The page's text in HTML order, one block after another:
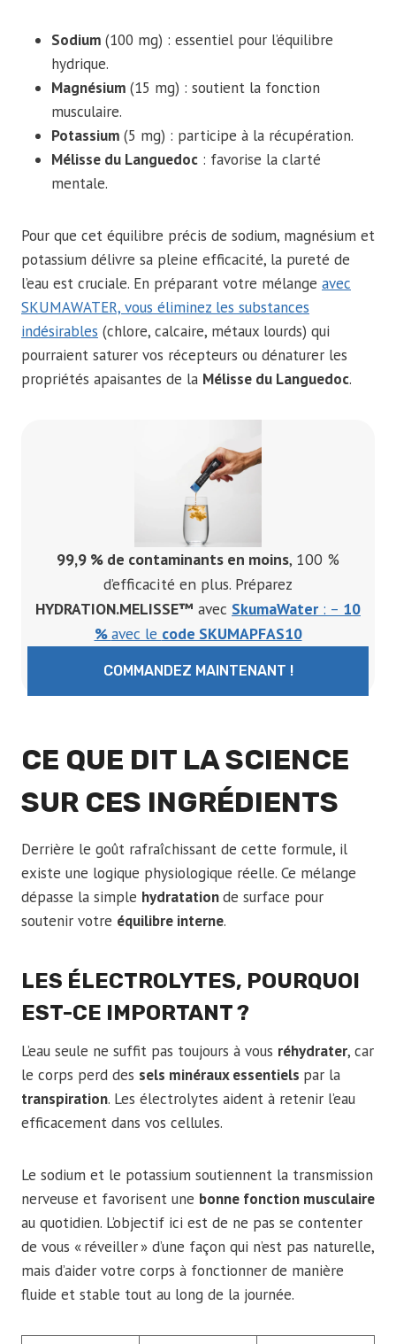
Sodium (100 mg) : essentiel pour l’équilibre
hydrique.
Magnésium (15 mg) : soutient la fonction
musculaire.
Potassium (5 mg) : participe à la récupération.
Mélisse du Languedoc : favorise la clarté
mentale.
Pour que cet équilibre précis de sodium, magnésium et
potassium délivre sa pleine efficacité, la pureté de
l’eau est cruciale. En préparant votre mélange avec
SKUMAWATER, vous éliminez les substances
indésirables (chlore, calcaire, métaux lourds) qui
pourraient saturer vos récepteurs ou dénaturer les
propriétés apaisantes de la Mélisse du Languedoc.
99,9 % de contaminants en moins, 100 %
d’efficacité en plus. Préparez
HYDRATION.MELISSE™ avec SkumaWater: – 10
%avec le code SKUMAPFAS10
COMMANDEZ MAINTENANT !
CE QUE DIT LA SCIENCE
SUR CES INGRÉDIENTS
Derrière le goût rafraîchissant de cette formule, il
existe une logique physiologique réelle. Ce mélange
dépasse la simple hydratationde surface pour
soutenir votre équilibre interne.
LES ÉLECTROLYTES, POURQUOI
EST-CE IMPORTANT?
L’eau seule ne suffit pas toujours à vous réhydrater, car
le corps perd des sels minéraux essentiels par la
transpiration. Les électrolytes aident à retenir l’eau
efficacement dans vos cellules.
Le sodium et le potassium soutiennent la transmission
nerveuse et favorisent une bonne fonction musculaire
au quotidien. L’objectif ici est de ne pas se contenter
de vous « réveiller » d’une façon qui n’est pas naturelle,
mais d’aider votre corps à fonctionner de manière
fluide et stable tout au long de la journée.